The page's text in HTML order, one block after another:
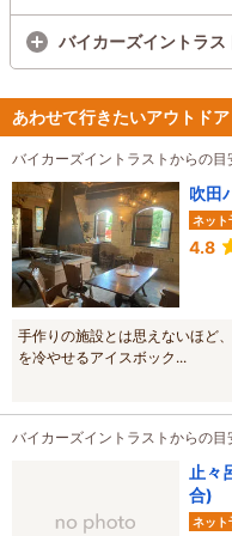
バイカーズイントラス
あわせて行きたいアウトドア
バイカーズイントラストからの目
吹田
ネット
4.8
手作りの施設とは思えないほど
を冷やせるアイスボック...
バイカーズイントラストからの目
止々
合)
ネット